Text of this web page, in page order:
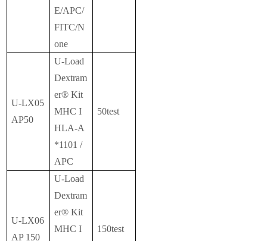
E/APC/
FITC/N
one
U-LX05
AP50
U-Load
Dextram
er® Kit
MHC I
HLA-A
*1101 /
APC
50test
U-LX06
AP 150
U-Load
Dextram
er® Kit
MHC I
150test